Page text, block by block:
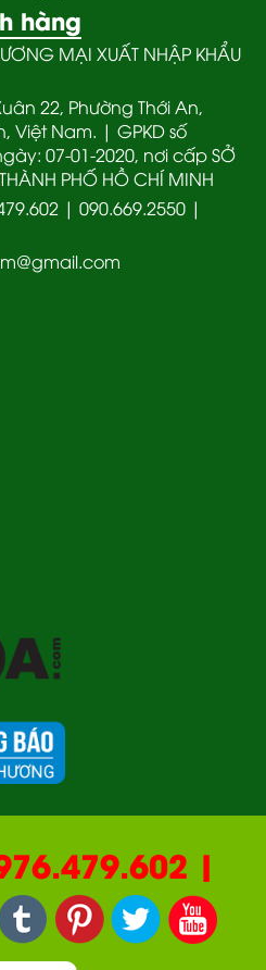
hàng
MẠI XUẤT NHẬP KHẨU
22, Phường Thới An,
Việt Nam. | GPKD số
07-01-2020, nơi cấp SỞ
PHỐ HỒ CHÍ MINH
| 090.669.2550 |
|
| 0987.877.193